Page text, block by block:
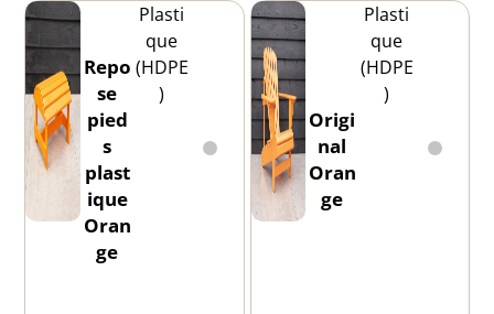
Repo
se
pied
s
plast
ique
Oran
ge
Plasti
que
(HDPE
)
Origi
nal
Oran
ge
Plasti
que
(HDPE
)